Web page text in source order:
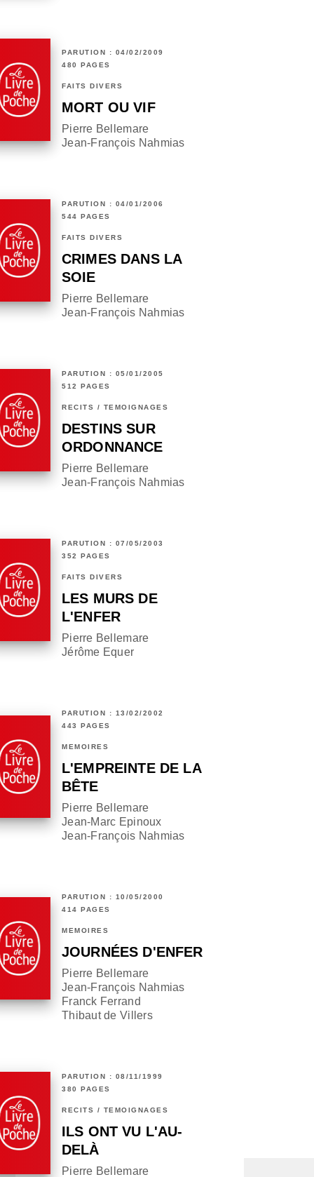
PARUTION : 04/02/2009
480 PAGES
FAITS DIVERS
MORT OU VIF
Pierre Bellemare
Jean-François Nahmias
PARUTION : 04/01/2006
544 PAGES
FAITS DIVERS
CRIMES DANS LA
SOIE
Pierre Bellemare
Jean-François Nahmias
PARUTION : 05/01/2005
512 PAGES
RÉCITS / TÉMOIGNAGES
DESTINS SUR
ORDONNANCE
Pierre Bellemare
Jean-François Nahmias
PARUTION : 07/05/2003
352 PAGES
FAITS DIVERS
LES MURS DE
L'ENFER
Pierre Bellemare
Jérôme Equer
PARUTION : 13/02/2002
443 PAGES
MÉMOIRES
L'EMPREINTE DE LA
BÊTE
Pierre Bellemare
Jean-Marc Epinoux
Jean-François Nahmias
PARUTION : 10/05/2000
414 PAGES
MÉMOIRES
JOURNÉES D'ENFER
Pierre Bellemare
Jean-François Nahmias
Franck Ferrand
Thibaut de Villers
PARUTION : 08/11/1999
380 PAGES
RÉCITS / TÉMOIGNAGES
ILS ONT VU L'AU-
DELÀ
Pierre Bellemare